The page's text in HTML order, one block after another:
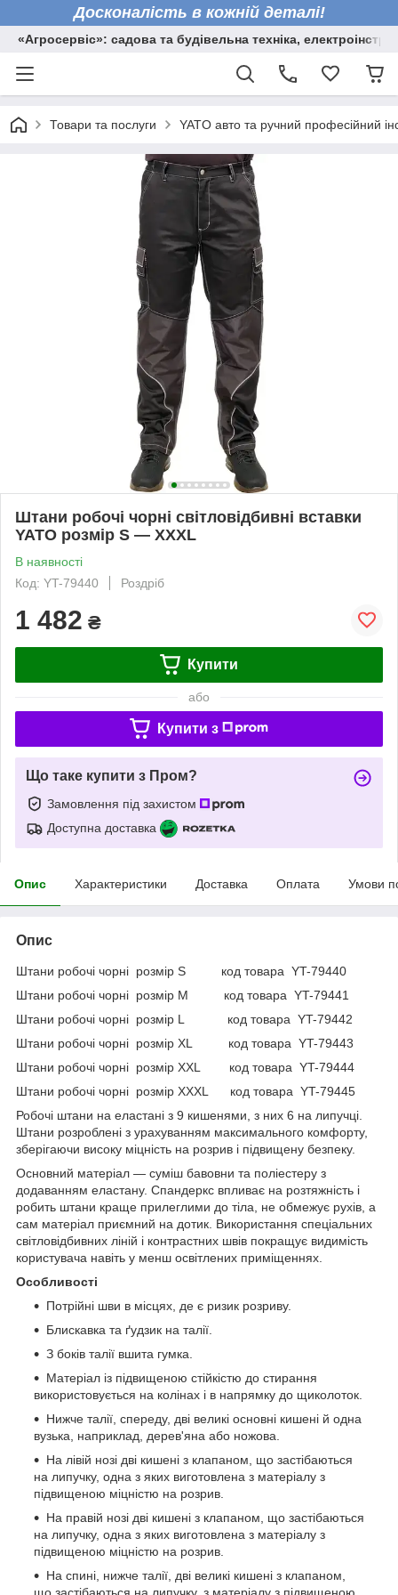
Досконалість в кожній деталі!
«Агросервіс»: садова та будівельна техніка,
Товари та послуги YATO авто та ручний професійний
Штани робочі чорні світловідбивні вставки
YATO розмір S — XXXL
В наявності
Код: YT-79440
Роздріб
1 482 ₴
Купити
або
Купити з
Що таке купити з Пром?
Замовлення під захистом
Доступна доставка
Опис Характеристики Доставка Оплата Умови
Опис
Штани робочі чорні розмір S код товара YT-79440
Штани робочі чорні розмір M код товара YT-79441
Штани робочі чорні розмір L код товара YT-79442
Штани робочі чорні розмір XL код товара YT-79443
Штани робочі чорні розмір XXL код товара YT-79444
Штани робочі чорні розмір XXXL код товара YT-79445
Робочі штани на еластані з 9 кишенями, з них 6 на липучці.
Штани розроблені з урахуванням максимального комфорту,
зберігаючи високу міцність на розрив і підвищену безпеку.
Основний матеріал — суміш бавовни та поліестеру з
додаванням еластану. Спандеркс впливає на розтяжність і
робить штани краще прилеглими до тіла, не обмежує рухів, а
сам матеріал приємний на дотик. Використання спеціальних
світловідбивних ліній і контрастних швів покращує видимість
користувача навіть у менш освітлених приміщеннях.
Особливості
Потрійні шви в місцях, де є ризик розриву.
Блискавка та ґудзик на талії.
З боків талії вшита гумка.
Матеріал із підвищеною стійкістю до стирання
використовується на колінах і в напрямку до щиколоток.
Нижче талії, спереду, дві великі основні кишені й одна
вузька, наприклад, дерев'яна або ножова.
На лівій нозі дві кишені з клапаном, що застібаються
на липучку, одна з яких виготовлена з матеріалу з
підвищеною міцністю на розрив.
На правій нозі дві кишені з клапаном, що застібаються
на липучку, одна з яких виготовлена з матеріалу з
підвищеною міцністю на розрив.
На спині, нижче талії, дві великі кишені з клапаном,
що застібаються на липучку, з матеріалу з підвищеною